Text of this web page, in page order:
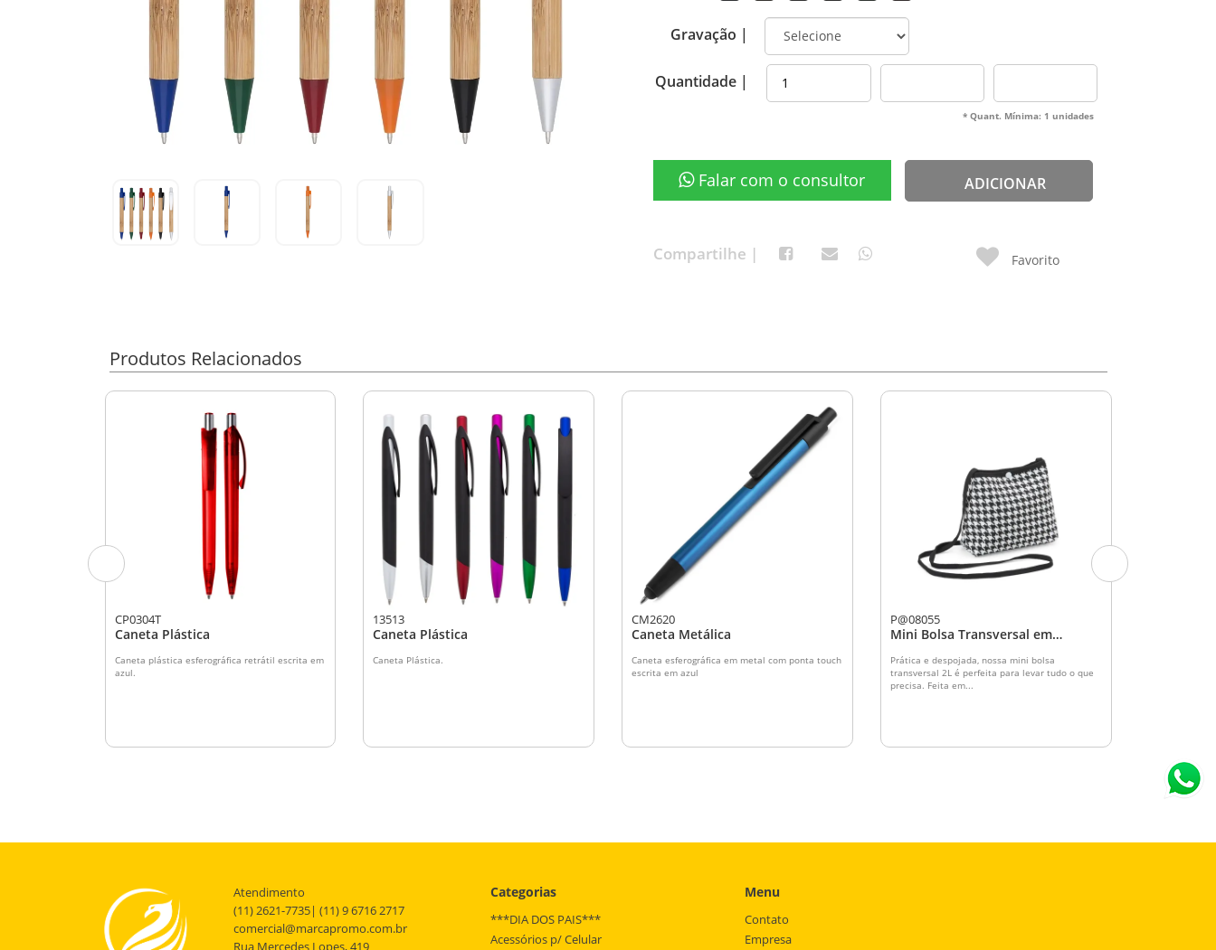
Gravação |
Quantidade |
* Quant. Mínima: 1 unidades
Falar com o consultor ADICIONAR
Compartilhe | Favorito
Produtos Relacionados
CP0304T
Caneta Plástica
Caneta plástica esferográfica retrátil escrita em
azul.
13513
Caneta Plástica
Caneta Plástica.
CM2620
Caneta Metálica
Caneta esferográfica em metal com ponta touch
escrita em azul
P@08055
Mini Bolsa Transversal em
Prática e despojada, nossa mini bolsa
transversal 2L é perfeita para levar tudo o que
precisa. Feita em...
Atendimento
(11) 2621-7735| (11) 9 6716 2717
comercial@marcapromo.com.br
Rua Mercedes Lopes, 419
Categorias
***DIA DOS PAIS***
Acessórios p/ Celular
Menu
Contato
Empresa